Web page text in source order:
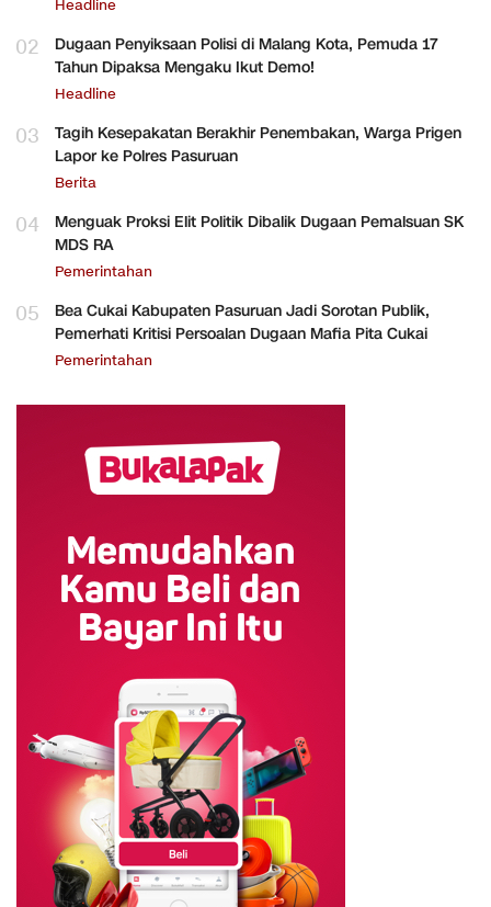
Headline
02
Dugaan Penyiksaan Polisi di Malang Kota, Pemuda 17
Tahun Dipaksa Mengaku Ikut Demo!
Headline
03
Tagih Kesepakatan Berakhir Penembakan, Warga Prigen
Lapor ke Polres Pasuruan
Berita
04
Menguak Proksi Elit Politik Dibalik Dugaan Pemalsuan SK
MDS RA
Pemerintahan
05
Bea Cukai Kabupaten Pasuruan Jadi Sorotan Publik,
Pemerhati Kritisi Persoalan Dugaan Mafia Pita Cukai
Pemerintahan